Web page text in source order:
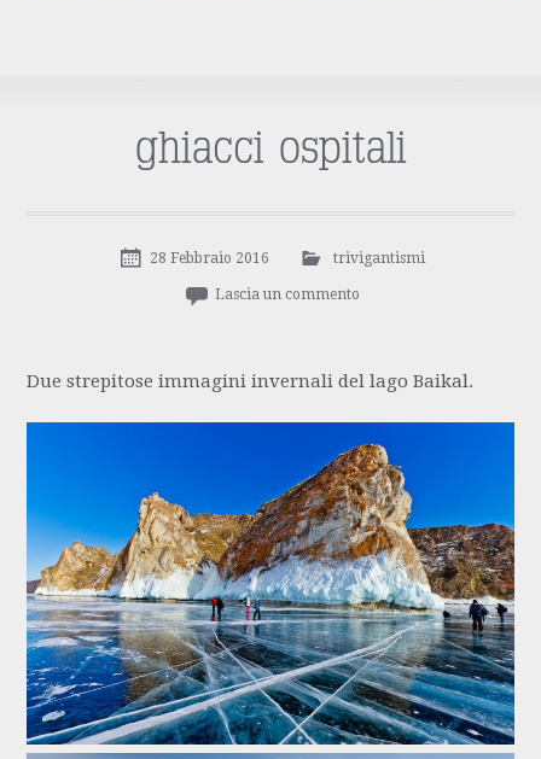
ghiacci ospitali
28 Febbraio 2016 trivigantismi
Lascia un commento
Due strepitose immagini invernali del lago Baikal.